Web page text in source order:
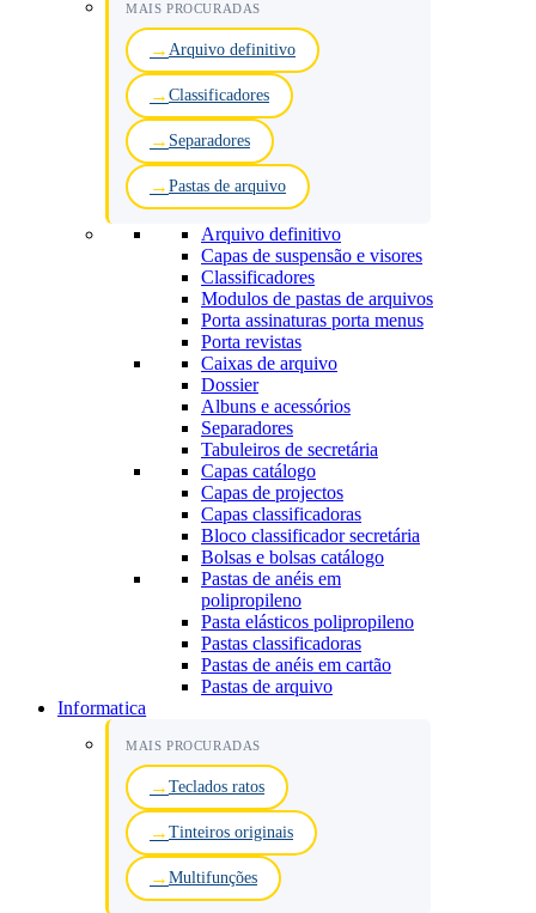
MAIS PROCURADAS
Arquivo definitivo
Classificadores
Separadores
Pastas de arquivo
Arquivo definitivo
Capas de suspensão e visores
Classificadores
Modulos de pastas de arquivos
Porta assinaturas porta menus
Porta revistas
Caixas de arquivo
Dossier
Albuns e acessórios
Separadores
Tabuleiros de secretária
Capas catálogo
Capas de projectos
Capas classificadoras
Bloco classificador secretária
Bolsas e bolsas catálogo
Pastas de anéis em
polipropileno
Pasta elásticos polipropileno
Pastas classificadoras
Pastas de anéis em cartão
Pastas de arquivo
Informatica
MAIS PROCURADAS
Teclados ratos
Tinteiros originais
Multifunções